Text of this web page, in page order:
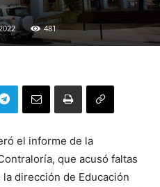
481
el informe de la
que acusó faltas
dirección de Educación